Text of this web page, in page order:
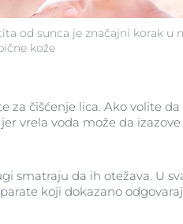
od sunca je značajni korak u
kože
za čišćenje lica. Ako volite
vrela voda može da
smatraju da ih otežava. U
koji dokazano